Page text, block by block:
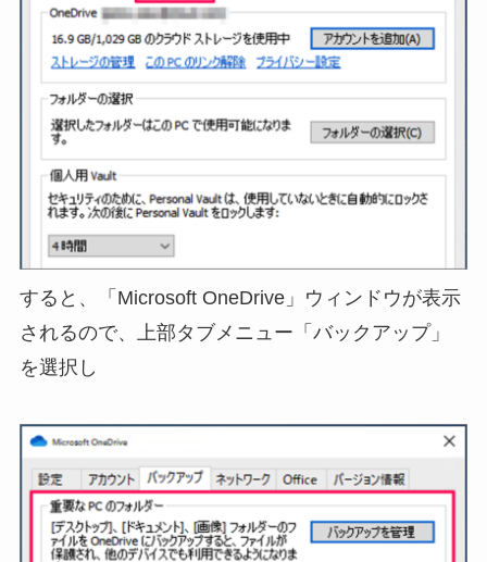
すると、「Microsoft OneDrive」ウィンドウが表示
されるので、上部タブメニュー「バックアップ」
を選択し